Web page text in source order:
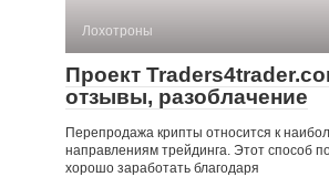
Лохотроны
Проект
отзывы, разоблачение
Перепродажа крипты относится к
направлениям трейдинга. Этот способ
хорошо заработать благодаря